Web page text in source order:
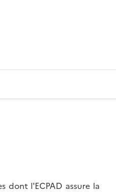
dont l'ECPAD assure la